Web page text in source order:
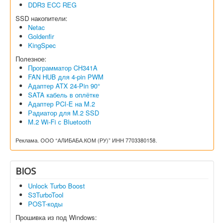
DDR3 ECC REG
SSD накопители:
Netac
Goldenfir
KingSpec
Полезное:
Программатор CH341A
FAN HUB для 4-pin PWM
Адаптер ATX 24-Pin 90°
SATA кабель в оплётке
Адаптер PCI-E на M.2
Радиатор для M.2 SSD
M.2 Wi-Fi с Bluetooth
Реклама. ООО “АЛИБАБА.КОМ (РУ)” ИНН 7703380158.
BIOS
Unlock Turbo Boost
S3TurboTool
POST-коды
Прошивка из под Windows: